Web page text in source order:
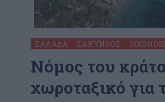
ΕΛΛΆΔΑ ΖΆΚΥΝΘΟΣ
Nόμος του
χωροταξικό για